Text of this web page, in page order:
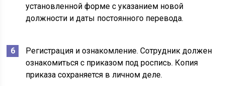
установленной форме с указанием новой
должности и даты постоянного перевода.
Регистрация и ознакомление. Сотрудник должен
ознакомиться с приказом под роспись. Копия
приказа сохраняется в личном деле.